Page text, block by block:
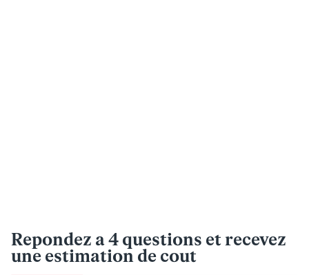
Repondez a 4 questions et recevez
une estimation de cout